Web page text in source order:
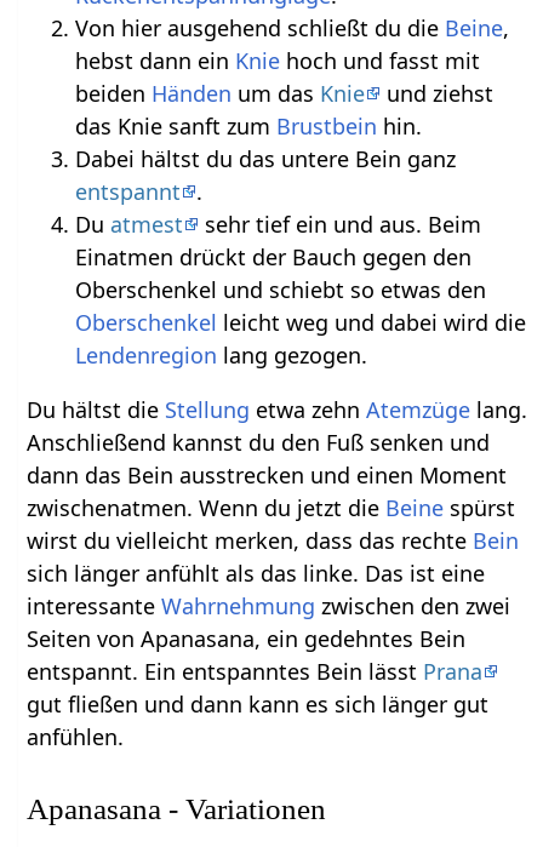
Von hier ausgehend schließt du die Beine,
hebst dann ein Knie hoch und fasst mit
beiden Händen um das Knie
und ziehst
das Knie sanft zum Brustbein hin.
Dabei hältst du das untere Bein ganz
entspannt
.
Du atmest
sehr tief ein und aus. Beim
Einatmen drückt der Bauch gegen den
Oberschenkel und schiebt so etwas den
Oberschenkel leicht weg und dabei wird die
Lendenregion lang gezogen.
Du hältst die Stellung etwa zehnAtemzüge lang.
Anschließend kannst du den Fuß senken und
dann das Bein ausstrecken und einen Moment
zwischenatmen. Wenn du jetzt die Beine spürst
wirst du vielleicht merken, dass das rechte Bein
sich länger anfühlt als das linke. Das ist eine
interessanteWahrnehmung zwischen den zwei
Seiten von Apanasana, ein gedehntes Bein
entspannt. Ein entspanntes Bein lässt Prana
gut fließen und dann kann es sich länger gut
anfühlen.
Apanasana - Variationen